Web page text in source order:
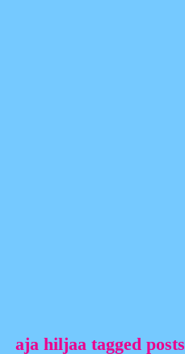
aja hiljaa tagged posts